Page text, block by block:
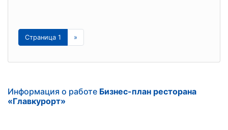
Страница 1 »
Информация о работе Бизнес-план ресторана
«Главкурорт»